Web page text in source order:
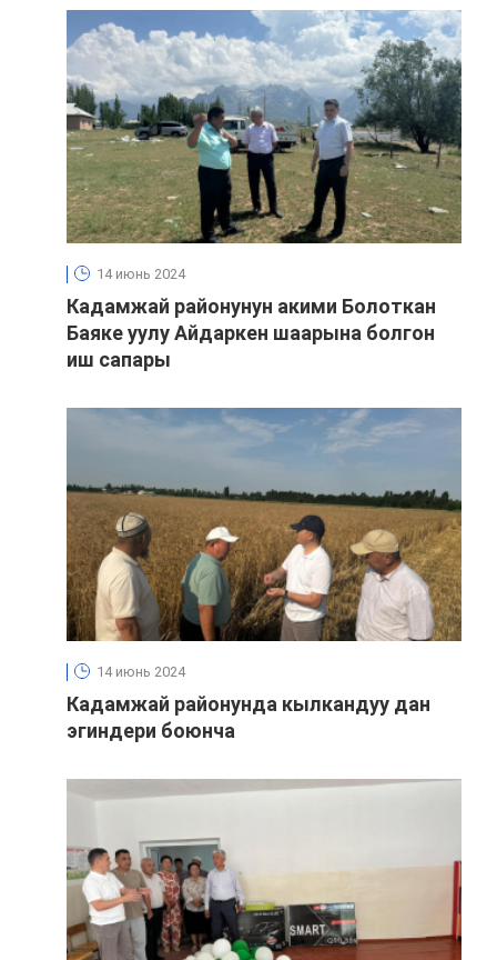
14 июнь 2024
Кадамжай районунун акими Болоткан
Баяке уулу Айдаркен шаарына болгон
иш сапары
14 июнь 2024
Кадамжай районунда кылкандуу дан
эгиндери боюнча